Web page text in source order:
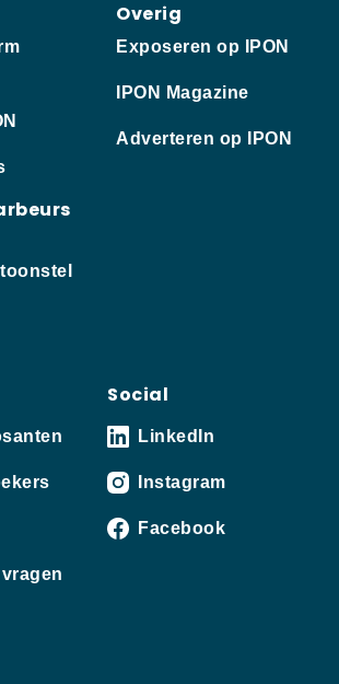
Overig
Exposeren op IPON
IPON Magazine
Adverteren op IPON
Social
LinkedIn
Instagram
Facebook